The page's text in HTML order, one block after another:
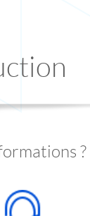
?